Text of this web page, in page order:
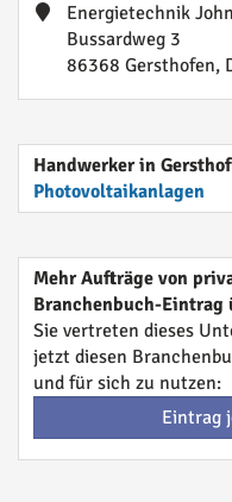
Energietechnik John
Bussardweg 3
86368 Gersthofen,
Handwerker in
Photovoltaikanlagen
Mehr Aufträge von
Branchenbuch-Eintrag
Sie vertreten dieses
jetzt diesen
und für sich zu nutzen:
Eintrag